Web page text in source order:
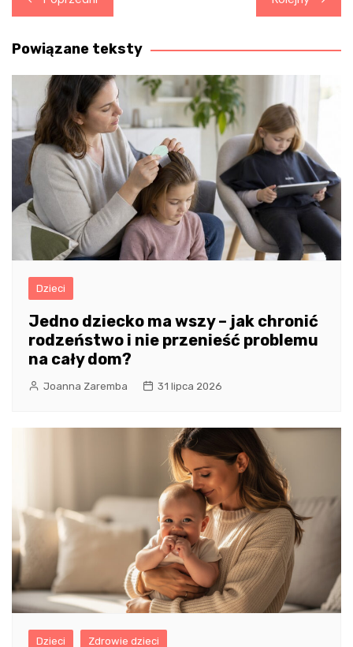
wpisu
Powiązane teksty
Dzieci
Jedno dziecko ma wszy – jak chronić
rodzeństwo i nie przenieść problemu
na cały dom?
Joanna Zaremba 31 lipca 2026
Dzieci Zdrowie dzieci